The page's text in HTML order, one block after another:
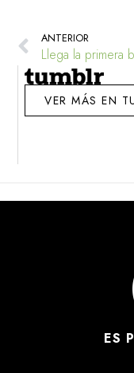
ANTERIOR
VER MÁS EN
ES